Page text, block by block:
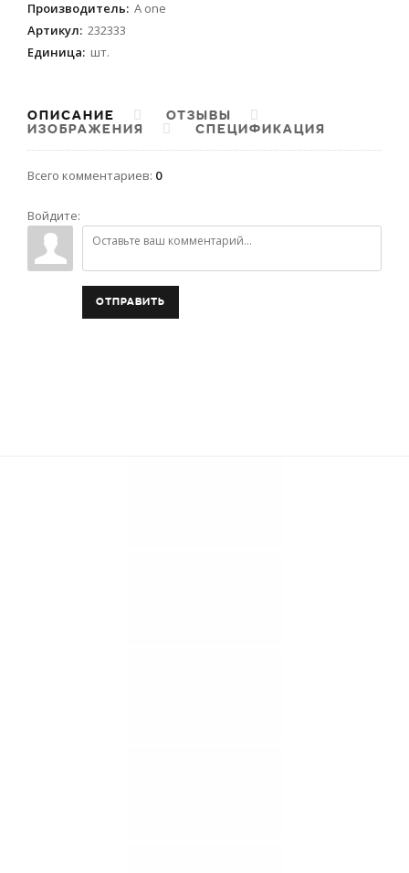
Производитель: A one
Артикул: 232333
Единица: шт.
ОПИСАНИЕ
ОТЗЫВЫ
ИЗОБРАЖЕНИЯ
СПЕЦИФИКАЦИЯ
Всего комментариев: 0
Войдите:
ОТПРАВИТЬ